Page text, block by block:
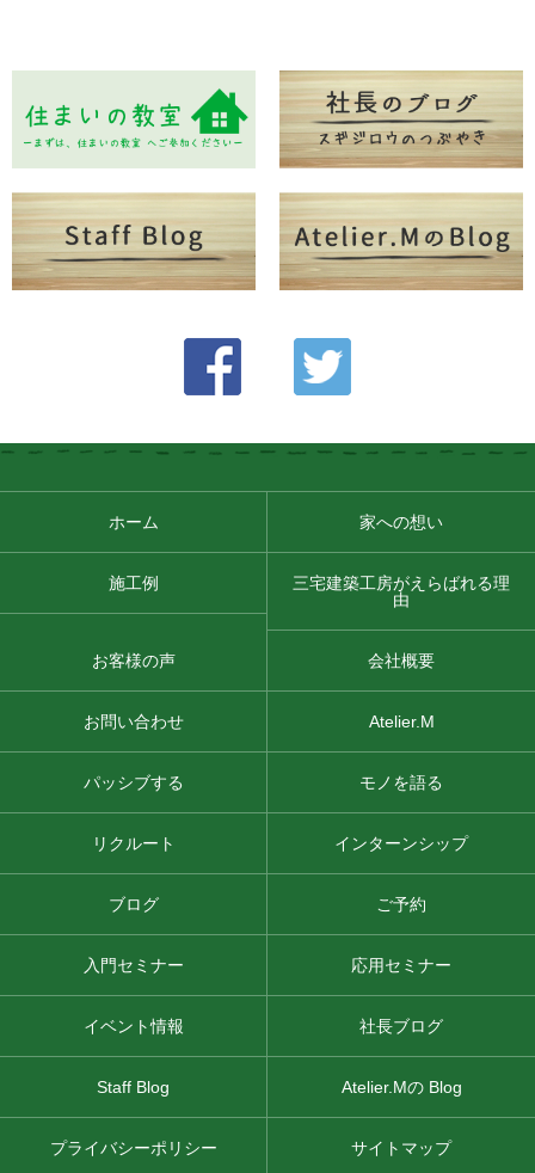
ホーム 家への想い
施工例
三宅建築工房がえらばれる理
由
お客様の声 会社概要
お問い合わせ Atelier.M
パッシブする モノを語る
リクルート インターンシップ
ブログ ご予約
入門セミナー 応用セミナー
イベント情報 社長ブログ
Staff Blog Atelier.Mの Blog
プライバシーポリシー サイトマップ